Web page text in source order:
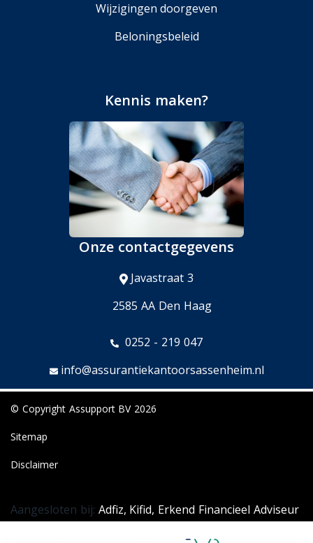
Wijzigingen doorgeven
Beloningsbeleid
Kennis maken?
Onze contactgegevens
Javastraat 3
2585 AA Den Haag
0252 - 219 047
info@assurantiekantoorsassenheim.nl
© Copyright Assupport BV2026
Sitemap
Disclaimer
Aangesloten bij: Adfiz, Kifid, Erkend Financieel Adviseur